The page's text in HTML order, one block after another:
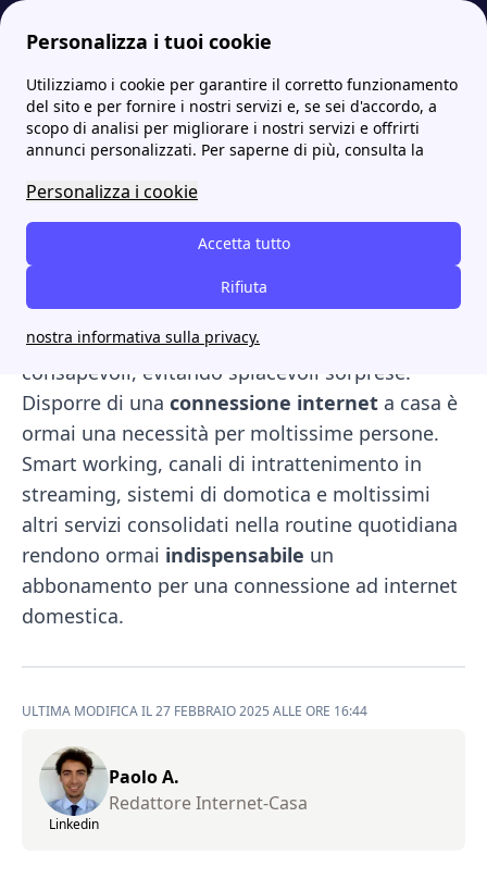
Personalizza i tuoi cookie
Utilizziamo i cookie per garantire il corretto funzionamento
del sito e per fornire i nostri servizi e, se sei d'accordo, a
scopo di analisi per migliorare i nostri servizi e offrirti
annunci personalizzati. Per saperne di più, consulta la
Personalizza i cookie
Accetta tutto
Rifiuta
nostra informativa sulla privacy.
Internet Casa Bolletta internet ADSL: costi e modalità di pagamento
Bolletta internet ADSL:
costi e modalità di
pagamento
bolletta internetcome funziona? Saperla
leggereè fondamentale per comprendere i
consumi effettivied essere degli utenti
consapevoli, evitando spiacevoli sorprese.
Disporre di una connessione internet a casa è
ormai una necessità per moltissime persone.
Smart working, canali di intrattenimento in
streaming, sistemi di domotica e moltissimi
altri servizi consolidati nella routine quotidiana
rendono ormai indispensabile un
abbonamento per una connessione ad internet
domestica.
ULTIMA MODIFICA IL 27 FEBBRAIO 2025 ALLE ORE 16:44
Linkedin
Paolo A.
Redattore Internet-Casa